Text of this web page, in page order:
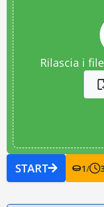
Rilascia i
START 1/